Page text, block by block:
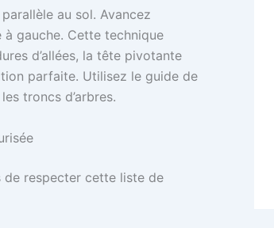
au sol. Avancez
gauche. Cette technique
d’allées, la tête pivotante
parfaite. Utilisez le guide de
troncs d’arbres.
de respecter cette liste de